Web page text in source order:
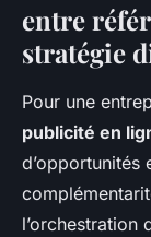
entre
stratégie
Pour une
publicité en
d’opportunités
l’orchestration